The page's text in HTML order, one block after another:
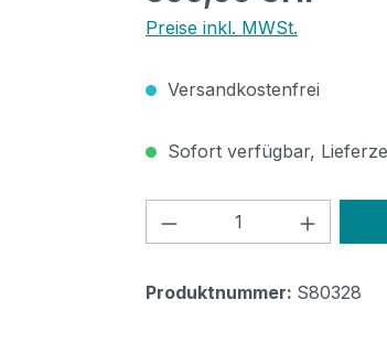
Preise inkl. MWSt.
Versandkostenfrei
Sofort verfügbar,
Produkt Anzahl:
Produktnummer: S80328